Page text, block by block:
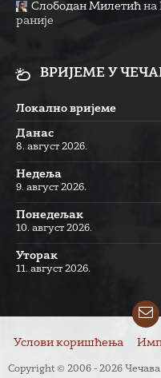
Слободан Милетић на
раније
ВРИЈЕМЕ У
Локално вријеме
Данас
8. август 2026.
Недеља
9. август 2026.
Понедељак
10. август 2026.
Уторак
11. август 2026.
Услови коришћења
Copyright © 2006 - 2026